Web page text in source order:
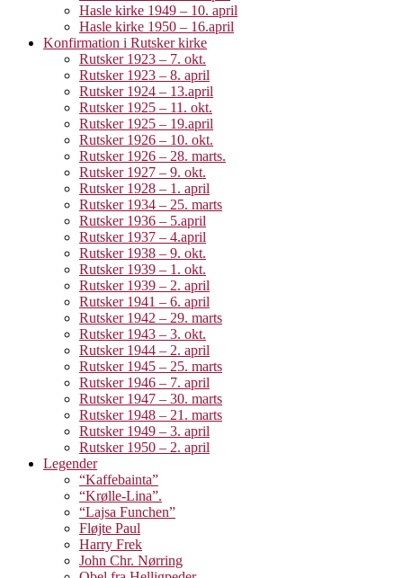
Hasle kirke 1949 – 10. april
Hasle kirke 1950 – 16.april
Konfirmation i Rutsker kirke
Rutsker 1923 – 7. okt.
Rutsker 1923 – 8. april
Rutsker 1924 – 13.april
Rutsker 1925 – 11. okt.
Rutsker 1925 – 19.april
Rutsker 1926 – 10. okt.
Rutsker 1926 – 28. marts.
Rutsker 1927 – 9. okt.
Rutsker 1928 – 1. april
Rutsker 1934 – 25. marts
Rutsker 1936 – 5.april
Rutsker 1937 – 4.april
Rutsker 1938 – 9. okt.
Rutsker 1939 – 1. okt.
Rutsker 1939 – 2. april
Rutsker 1941 – 6. april
Rutsker 1942 – 29. marts
Rutsker 1943 – 3. okt.
Rutsker 1944 – 2. april
Rutsker 1945 – 25. marts
Rutsker 1946 – 7. april
Rutsker 1947 – 30. marts
Rutsker 1948 – 21. marts
Rutsker 1949 – 3. april
Rutsker 1950 – 2. april
Legender
“Kaffebainta”
“Krølle-Lina”.
“Lajsa Funchen”
Fløjte Paul
Harry Frek
John Chr. Nørring